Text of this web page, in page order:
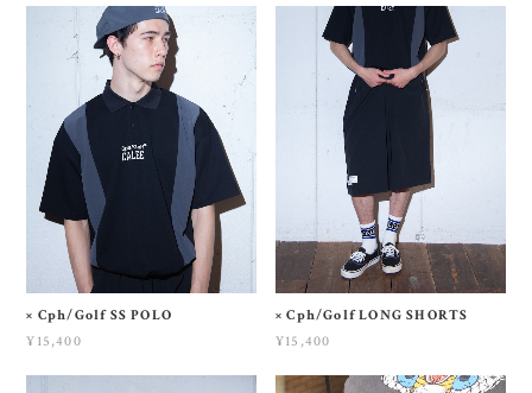
× Cph/Golf SS POLO
¥15,400
× Cph/Golf LONG SHORTS
¥15,400